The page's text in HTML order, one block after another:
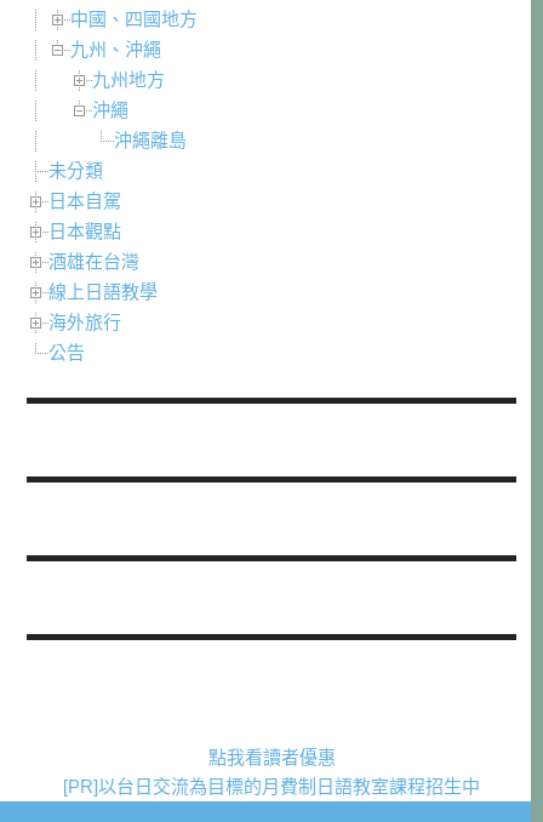
中國、四國地方
九州、沖繩
九州地方
沖繩
沖繩離島
未分類
日本自駕
日本觀點
酒雄在台灣
線上日語教學
海外旅行
公告
點我看讀者優惠
[PR]以台日交流為目標的月費制日語教室課程招生中